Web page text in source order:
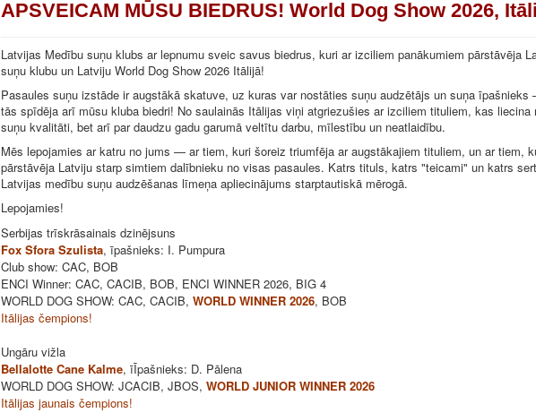
APSVEICAM MŪSU BIEDRUS! World Dog Show 2026,
Latvijas Medību suņu klubs ar lepnumu sveic savus biedrus, kuri ar izciliem panākumiem pārstāvēja
suņu klubu un Latviju World Dog Show 2026 Itālijā!
Pasaules suņu izstāde ir augstākā skatuve, uz kuras var nostāties suņu audzētājs un suņa
tās spīdēja arī mūsu kluba biedri! No saulainās Itālijas viņi atgriezušies ar izciliem tituliem, kas liecina
suņu kvalitāti, bet arī par daudzu gadu garumā veltītu darbu, mīlestību un neatlaidību.
Mēs lepojamies ar katru no jums — ar tiem, kuri šoreiz triumfēja ar augstākajiem tituliem, un ar tiem,
pārstāvēja Latviju starp simtiem dalībnieku no visas pasaules. Katrs tituls, katrs "teicami" un katrs
Latvijas medību suņu audzēšanas līmeņa apliecinājums starptautiskā mērogā.
Lepojamies!
Serbijas trīskrāsainais dzinējsuns
Fox Sfora Szulista, īpašnieks: I. Pumpura
Club show: CAC, BOB
ENCI Winner: CAC, CACIB, BOB, ENCI WINNER 2026, BIG 4
WORLD DOG SHOW: CAC, CACIB, WORLD WINNER 2026, BOB
Itālijas čempions!
Ungāru vižla
Bellalotte Cane Kalme, īĪpašnieks: D. Pālena
WORLD DOG SHOW: JCACIB, JBOS, WORLD JUNIOR WINNER 2026
Itālijas jaunais čempions!